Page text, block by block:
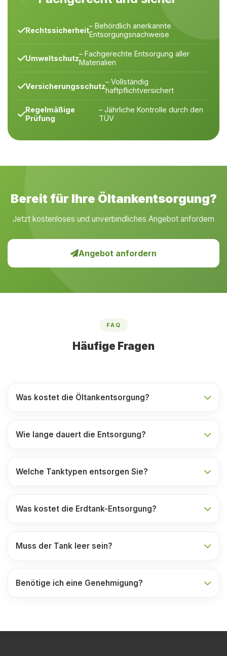
Rechtssicherheit– Behördlich anerkannte
Entsorgungsnachweise
Umweltschutz– Fachgerechte Entsorgung aller
Materialien
Versicherungsschutz– Vollständig
haftpflichtversichert
Regelmäßige
Prüfung
– Jährliche Kontrolle durch den
TÜV
Bereit für Ihre Öltankentsorgung?
Jetzt kostenloses und unverbindliches Angebot anfordern
Angebot anfordern
FAQ
Häufige Fragen
Was kostet die Öltankentsorgung?
Wie lange dauert die Entsorgung?
Welche Tanktypen entsorgen Sie?
Was kostet die Erdtank-Entsorgung?
Muss der Tank leer sein?
Benötige ich eine Genehmigung?